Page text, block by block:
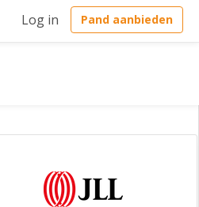
Log in Pand aanbieden